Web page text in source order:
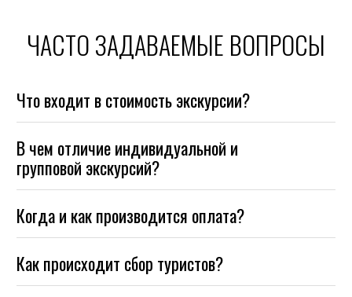
ЧАСТО ЗАДАВАЕМЫЕ ВОПРОСЫ
Что входит в стоимость экскурсии?
В чем отличие индивидуальной и
групповой экскурсий?
Когда и как производится оплата?
Как происходит сбор туристов?